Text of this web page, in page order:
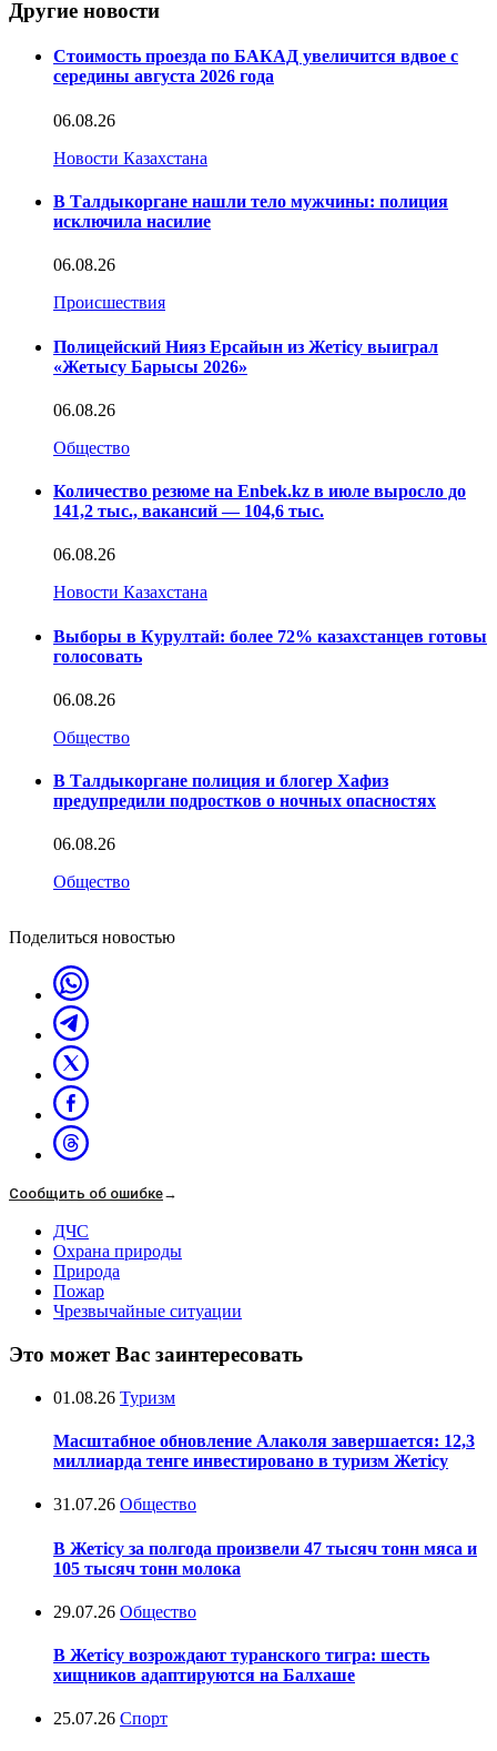
Другие новости
Стоимость проезда по БАКАД увеличится вдвое с
середины августа 2026 года
06.08.26
Новости Казахстана
В Талдыкоргане нашли тело мужчины: полиция
исключила насилие
06.08.26
Происшествия
Полицейский Нияз Ерсайын из Жетісу выиграл
«Жетысу Барысы 2026»
06.08.26
Общество
Количество резюме на Enbek.kz в июле выросло до
141,2 тыс., вакансий — 104,6 тыс.
06.08.26
Новости Казахстана
Выборы в Курултай: более 72% казахстанцев готовы
голосовать
06.08.26
Общество
В Талдыкоргане полиция и блогер Хафиз
предупредили подростков о ночных опасностях
06.08.26
Общество
Поделиться новостью
Сообщить об ошибке→
ДЧС
Охрана природы
Природа
Пожар
Чрезвычайные ситуации
Это может Вас заинтересовать
01.08.26 Туризм
Масштабное обновление Алаколя завершается: 12,3
миллиарда тенге инвестировано в туризм Жетісу
31.07.26 Общество
В Жетісу за полгода произвели 47 тысяч тонн мяса и
105 тысяч тонн молока
29.07.26 Общество
В Жетісу возрождают туранского тигра: шесть
хищников адаптируются на Балхаше
25.07.26 Спорт